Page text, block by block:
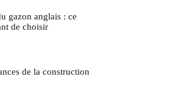
gazon anglais : ce
de choisir
de la construction